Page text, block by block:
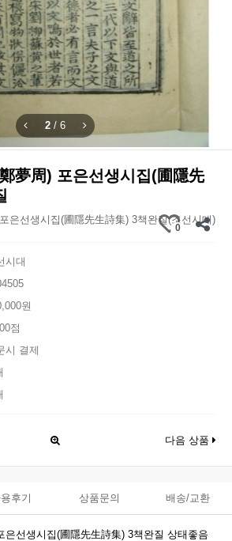
2 / 6
夢周) 포은선생시집(圃隱先
은선생시집(圃隱先生詩集) 3책완질(조선시대)
0
시대
원
점
시 결제
다음 상품
후기 상품문의 배송/교환
은선생시집(圃隱先生詩集) 3책완질 상태좋음